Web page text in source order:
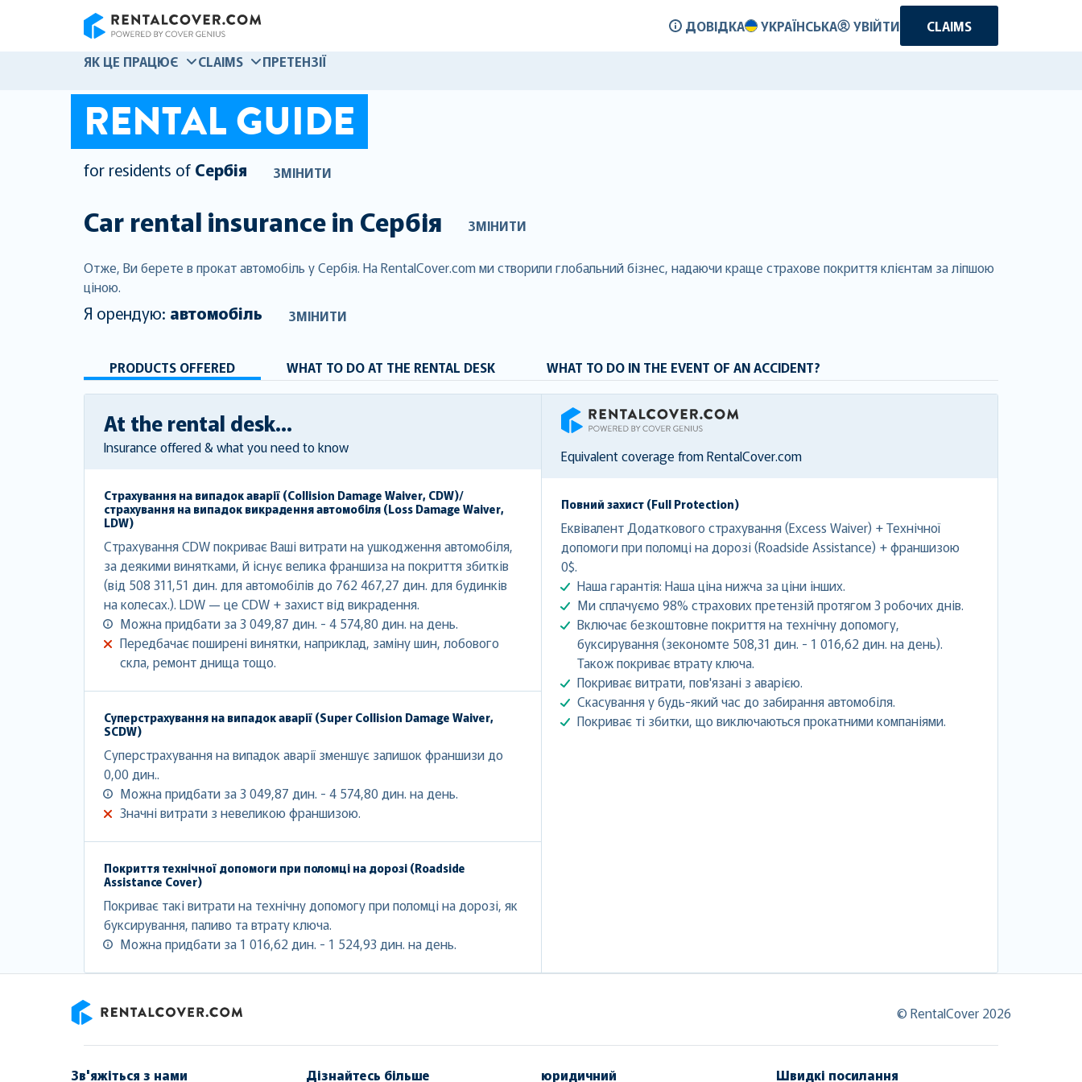
ДОВІДКА УКРАЇНСЬКА УВІЙТИ
CLAIMS
ЯК ЦЕ ПРАЦЮЄ
CLAIMS ПРЕТЕНЗІЇ
RENTAL GUIDE
for residents of Сербія ЗМІНИТИ
Car rental insurance in Сербія ЗМІНИТИ
Отже, Ви берете в прокат автомобіль у Сербія. На RentalCover.com ми створили глобальний бізнес, надаючи краще страхове покриття клієнтам за ліпшою
ціною.
Я орендую: автомобіль ЗМІНИТИ
PRODUCTS OFFERED WHAT TO DO AT THE RENTAL DESK WHAT TO DO IN THE EVENT OF AN ACCIDENT?
At the rental desk...
Insurance offered & what you need to know
Страхування на випадок аварії (Collision Damage Waiver, CDW)/
страхування на випадок викрадення автомобіля (Loss Damage Waiver,
LDW)
Страхування CDW покриває Ваші витрати на ушкодження автомобіля,
за деякими винятками, й існує велика франшиза на покриття збитків
(від 508 311,51 дин. для автомобілів до 762 467,27 дин. для будинків
на колесах.). LDW — це CDW + захист від викрадення.
Можна придбати за 3 049,87 дин. - 4 574,80 дин. на день.
Передбачає поширені винятки, наприклад, заміну шин, лобового
скла, ремонт днища тощо.
Суперстрахування на випадок аварії (Super Collision Damage Waiver,
SCDW)
Суперстрахування на випадок аварії зменшує залишок франшизи до
0,00 дин..
Можна придбати за 3 049,87 дин. - 4 574,80 дин. на день.
Значні витрати з невеликою франшизою.
Покриття технічної допомоги при поломці на дорозі (Roadside
Assistance Cover)
Покриває такі витрати на технічну допомогу при поломці на дорозі, як
буксирування, паливо та втрату ключа.
Можна придбати за 1 016,62 дин. - 1 524,93 дин. на день.
RentalCover
Equivalent coverage from RentalCover.com
Повний захист (Full Protection)
Еквівалент Додаткового страхування (Excess Waiver) + Технічної
допомоги при поломці на дорозі (Roadside Assistance) + франшизою
0$.
Наша гарантія: Наша ціна нижча за ціни інших.
Ми сплачуємо 98% страхових претензій протягом 3 робочих днів.
Включає безкоштовне покриття на технічну допомогу,
буксирування (зекономте 508,31 дин. - 1 016,62 дин. на день).
Також покриває втрату ключа.
Покриває витрати, пов'язані з аварією.
Скасування у будь-який час до забирання автомобіля.
Покриває ті збитки, що виключаються прокатними компаніями.
© RentalCover 2026
Зв'яжіться з нами Дізнайтесь більше юридичний Швидкі посилання